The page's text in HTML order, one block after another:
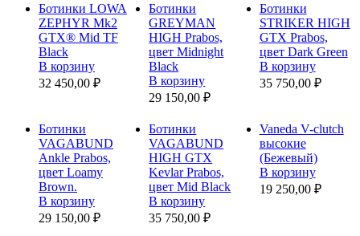
Ботинки LOWA
ZEPHYR Mk2
GTX® Mid TF
Black
В корзину
32 450,00 ₽
Ботинки
GREYMAN
HIGH Prabos,
цвет Midnight
Black
В корзину
29 150,00 ₽
Ботинки
STRIKER HIGH
GTX Prabos,
цвет Dark Green
В корзину
35 750,00 ₽
Ботинки
VAGABUND
Ankle Prabos,
цвет Loamy
Brown.
В корзину
29 150,00 ₽
Ботинки
VAGABUND
HIGH GTX
Kevlar Prabos,
цвет Mid Black
В корзину
35 750,00 ₽
Vaneda V-clutch
высокие
(Бежевый)
В корзину
19 250,00 ₽